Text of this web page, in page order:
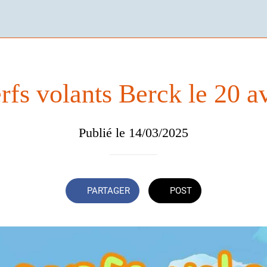
volants Berck le 20
Publié le 14/03/2025
PARTAGER POST